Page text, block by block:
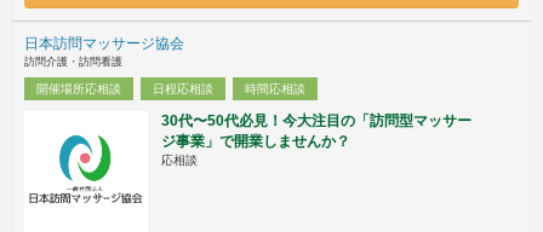
日本訪問マッサージ協会
訪問介護・訪問看護
開催場所応相談 日程応相談 時間応相談
30代〜50代必見！今大注目の「訪問型マッサー
ジ事業」で開業しませんか？
応相談